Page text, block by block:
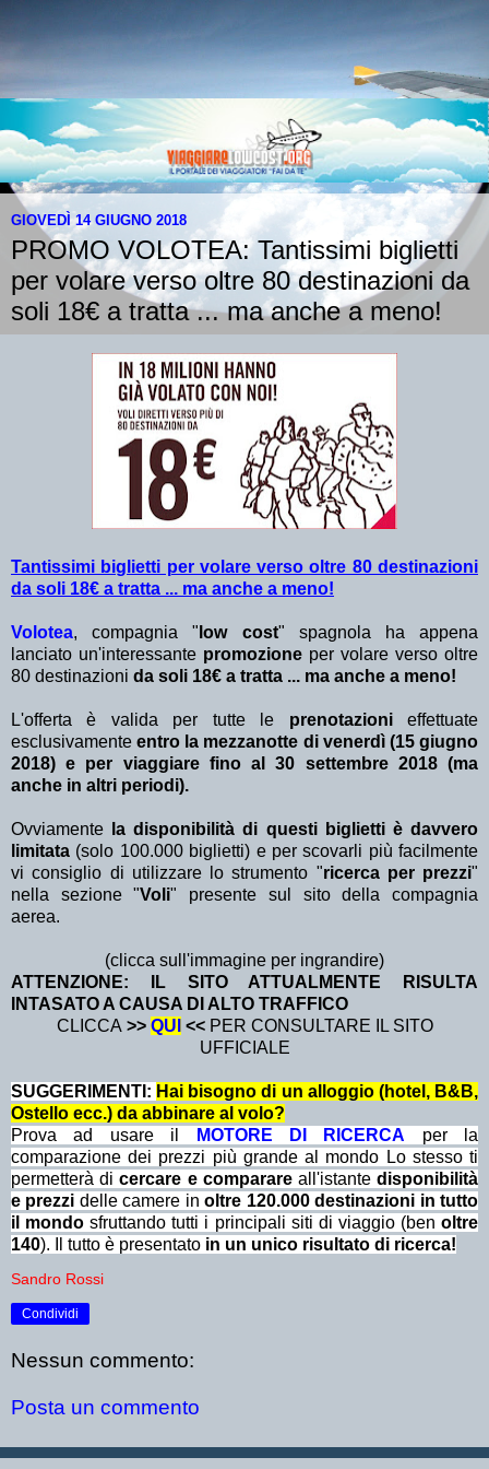
GIOVEDÌ 14 GIUGNO 2018
PROMO VOLOTEA: Tantissimi biglietti
per volare verso oltre 80 destinazioni da
soli 18€ a tratta ... ma anche a meno!
Tantissimi biglietti per volare verso oltre 80 destinazioni
da soli 18€ a tratta ... ma anche a meno!
Volotea, compagnia " low cost" spagnola ha appena
lanciato un'interessante promozione per volare verso oltre
80 destinazioni da soli 18€ a tratta ... ma anche a meno!
L'offerta è valida per tutte le prenotazionieffettuate
esclusivamenteentro la mezzanotte di venerdì (15 giugno
2018) e per viaggiare fino al 30 settembre 2018 (ma
anche in altri periodi).
Ovviamente
la disponibilità di questi biglietti è davvero
limitata (solo 100.000 biglietti) e per scovarli più facilmente
vi consiglio di utilizzare lo strumento "ricerca per prezzi"
nella sezione "Voli" presente sul sito della compagnia
aerea.
(clicca sull'immagine per ingrandire)
ATTENZIONE: IL SITO ATTUALMENTE RISULTA
INTASATO A CAUSA DI ALTO TRAFFICO
CLICCA >> QUI <<PER CONSULTARE IL SITO
UFFICIALE
SUGGERIMENTI: Hai bisogno di un alloggio (hotel, B&B,
Ostello ecc.) da abbinare al volo?
Prova ad usare il
MOTORE DI RICERCA
per la
comparazione dei prezzi più grande al mondo Lo stesso ti
permetterà dicercare e comparare all'istantedisponibilità
e prezzi delle camere inoltre 120.000 destinazioni in tutto
il mondo sfruttando tutti i principali siti di viaggio (benoltre
140). Il tutto è presentato in un unico risultato di ricerca!
Sandro Rossi
Condividi
Nessun commento:
Posta un commento